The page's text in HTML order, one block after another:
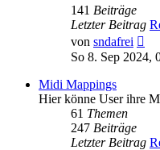
141 Beiträge
Letzter Beitrag
von sndafrei
So 8. Sep 2024,
Midi Mappings
Hier könne User ihre
61 Themen
247 Beiträge
Letzter Beitrag